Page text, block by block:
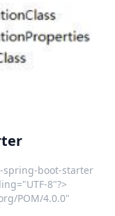
spring-boot-starter
8"?>
POM/4.0.0"